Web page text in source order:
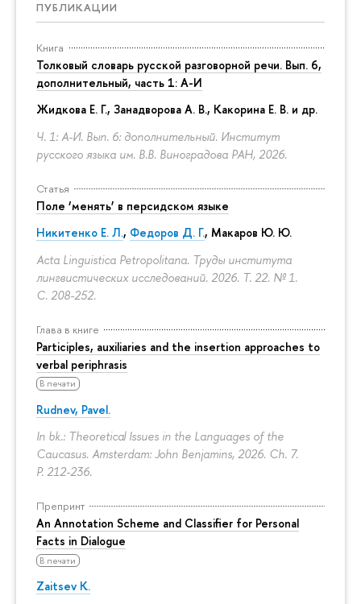
ПУБЛИКАЦИИ
Книга
Толковый словарь русской разговорной речи. Вып. 6,
дополнительный, часть 1: А-И
Жидкова Е. Г., Занадворова А. В., Какорина Е. В. и др.
Ч. 1: А-И. Вып. 6: дополнительный. Институт
русского языка им. В.В. Виноградова РАН, 2026.
Статья
Поле ‘менять’ в персидском языке
Никитенко Е. Л., Федоров Д. Г., Макаров Ю. Ю.
Acta Linguistica Petropolitana. Труды института
лингвистических исследований. 2026. Т. 22. № 1.
С. 208-252.
Глава в книге
Participles, auxiliaries and the insertion approaches to
verbal periphrasis
В печати
Rudnev, Pavel.
In bk.: Theoretical Issues in the Languages of the
Caucasus. Amsterdam: John Benjamins, 2026. Ch. 7.
P. 212-236.
Препринт
An Annotation Scheme and Classifier for Personal
Facts in Dialogue
В печати
Zaitsev K.